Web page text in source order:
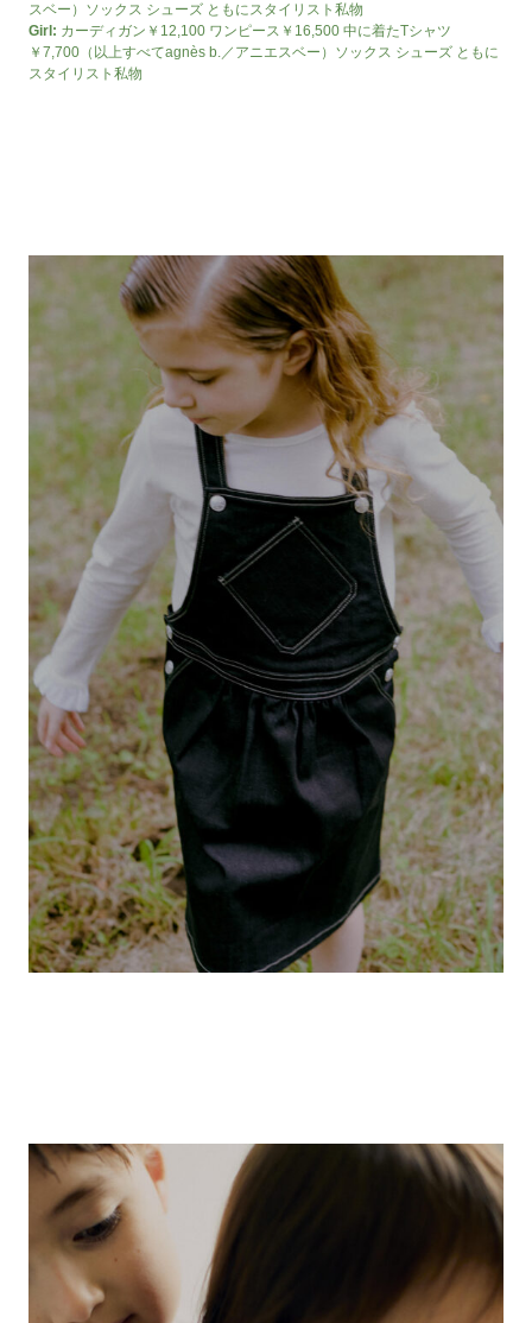
スベー）ソックス シューズ ともにスタイリスト私物
Girl: カーディガン￥12,100 ワンピース￥16,500 中に着たTシャツ
￥7,700（以上すべてagnès b.／アニエスベー）ソックス シューズ ともに
スタイリスト私物